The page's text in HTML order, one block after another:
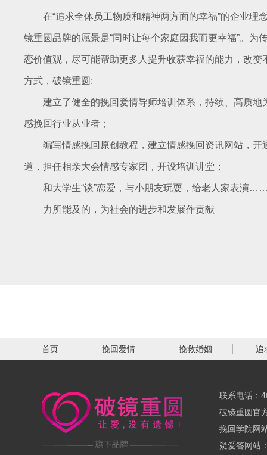
在“追求全体员工物质和精神两方面的幸福”的企业理
镜重圆品牌的愿景是“同时让每个家庭因我而更幸福”。为
恋价值观，尽可能帮助更多人提升收获幸福的能力，改变
方式，破镜重圆;
建立了健全的挽回爱情导师培训体系，持续、高质地
感挽回行业从业者；
编写情感挽回原创教程，建立情感挽回资讯网站，开
道，担任相亲大会情感专家团，开设培训讲堂；
和大学生“谈”恋爱，与小朋友玩耍，给老人家表演
力所能及的，为社会的进步和发展作贡献
首页 挽回爱情 挽救婚姻 追
联系电话：
破镜重圆官
挽回学院网
疑爱答网站